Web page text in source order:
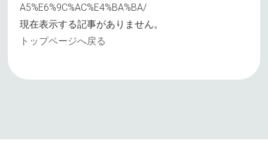
A5%E6%9C%AC%E4%BA%BA/
現在表示する記事がありません。
トップページへ戻る